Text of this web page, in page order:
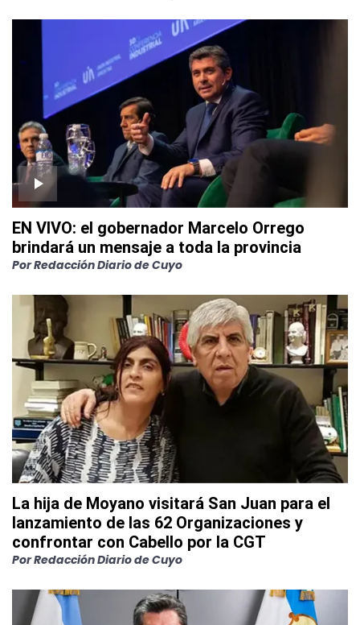
EN VIVO: el gobernador Marcelo Orrego
brindará un mensaje a toda la provincia
PorRedacción Diario de Cuyo
La hija de Moyano visitará San Juan para el
lanzamiento de las 62 Organizaciones y
confrontar con Cabello por la CGT
PorRedacción Diario de Cuyo